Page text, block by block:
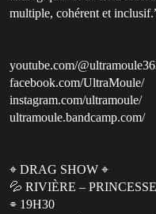
multiple, cohérent et
youtube.com/
facebook.com/UltraMoule/
instagram.com/ultramoule/
ultramoule.bandcamp.com/
⌖ DRAG SHOW ⌖
💦 RIVIÈRE –
⌯ 19H30